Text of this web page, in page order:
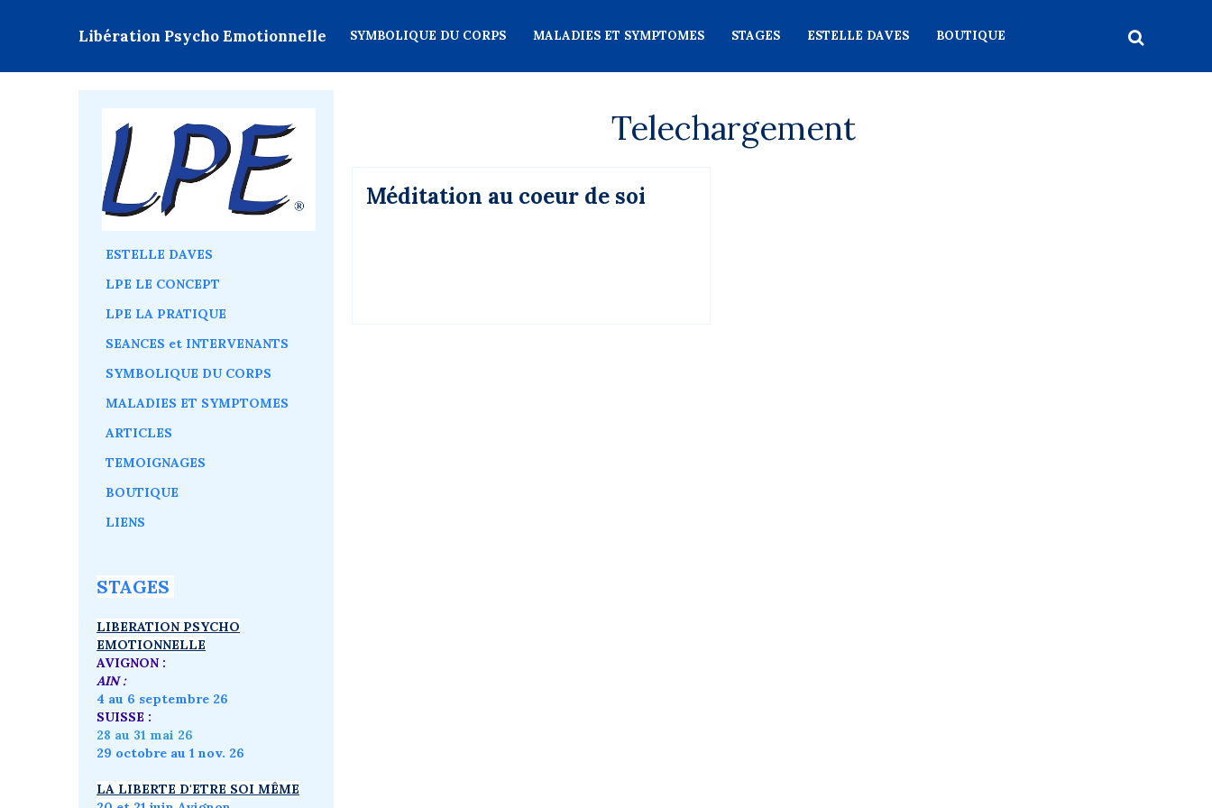
Libération Psycho Emotionnelle SYMBOLIQUE DU CORPS MALADIES ET SYMPTOMES STAGES ESTELLE DAVES BOUTIQUE
Telechargement
Méditation au coeur de soi
ESTELLE DAVES
LPE LE CONCEPT
LPE LA PRATIQUE
SEANCES et INTERVENANTS
SYMBOLIQUE DU CORPS
MALADIES ET SYMPTOMES
ARTICLES
TEMOIGNAGES
BOUTIQUE
LIENS
STAGES
LIBERATION PSYCHO
EMOTIONNELLE
AVIGNON :
AIN :
4 au 6 septembre 26
SUISSE :
28 au 31 mai 26
29 octobre au 1 nov. 26
LA LIBERTE D'ETRE SOI MÊME